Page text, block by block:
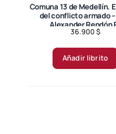
Comuna 13 de Medellín.
del conflicto armado –
Alexander Rendón
36.900 $
Añadir librito